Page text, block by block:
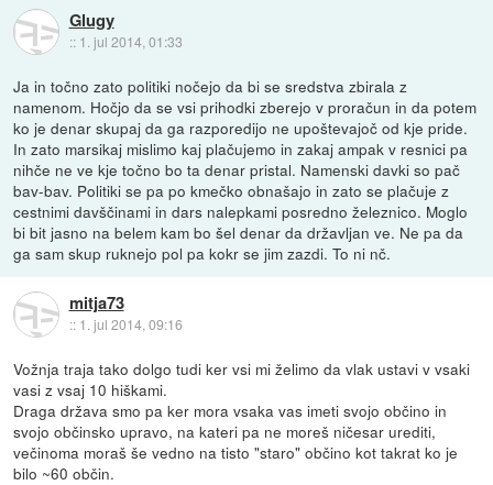
Glugy
:: 1. jul 2014, 01:33
Ja in točno zato politiki nočejo da bi se sredstva zbirala z
namenom. Hočjo da se vsi prihodki zberejo v proračun in da potem
ko je denar skupaj da ga razporedijo ne upoštevajoč od kje pride.
In zato marsikaj mislimo kaj plačujemo in zakaj ampak v resnici pa
nihče ne ve kje točno bo ta denar pristal. Namenski davki so pač
bav-bav. Politiki se pa po kmečko obnašajo in zato se plačuje z
cestnimi davščinami in dars nalepkami posredno železnico. Moglo
bi bit jasno na belem kam bo šel denar da državljan ve. Ne pa da
ga sam skup ruknejo pol pa kokr se jim zazdi. To ni nč.
mitja73
:: 1. jul 2014, 09:16
Vožnja traja tako dolgo tudi ker vsi mi želimo da vlak ustavi v vsaki
vasi z vsaj 10 hiškami.
Draga država smo pa ker mora vsaka vas imeti svojo občino in
svojo občinsko upravo, na kateri pa ne moreš ničesar urediti,
večinoma moraš še vedno na tisto "staro" občino kot takrat ko je
bilo ~60 občin.